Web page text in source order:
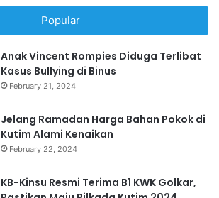
Popular
Anak Vincent Rompies Diduga Terlibat
Kasus Bullying di Binus
February 21, 2024
Jelang Ramadan Harga Bahan Pokok di
Kutim Alami Kenaikan
February 22, 2024
KB-Kinsu Resmi Terima B1 KWK Golkar,